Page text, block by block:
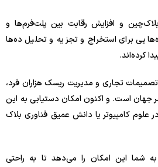
و افزایش رقابت بین پلت‌فرم‌ها و
برای استخراج و تجزیه و تحلیل ده‌ها
کرده‌اند.
تصمیمات تجاری و مدیریت ریسک هزاران فرد،
است. و اکنون امکان دستیابی به این
کامپیوتر یا دانش عمیق فناوری بلاک
به شما این امکان را می‌دهد تا به راحتی